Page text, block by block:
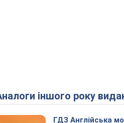
Аналоги іншого року
ГДЗ Англійська